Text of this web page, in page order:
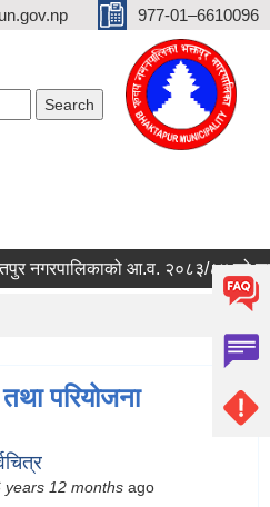
977-01–6610096
नगरपालिकाको आ.व. २०८३/८४ को लागि
परियोजना
years 12 months ago